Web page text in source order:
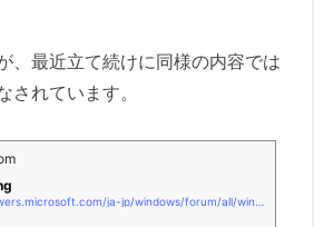
、最近立て続けに同様の内容では
されています。